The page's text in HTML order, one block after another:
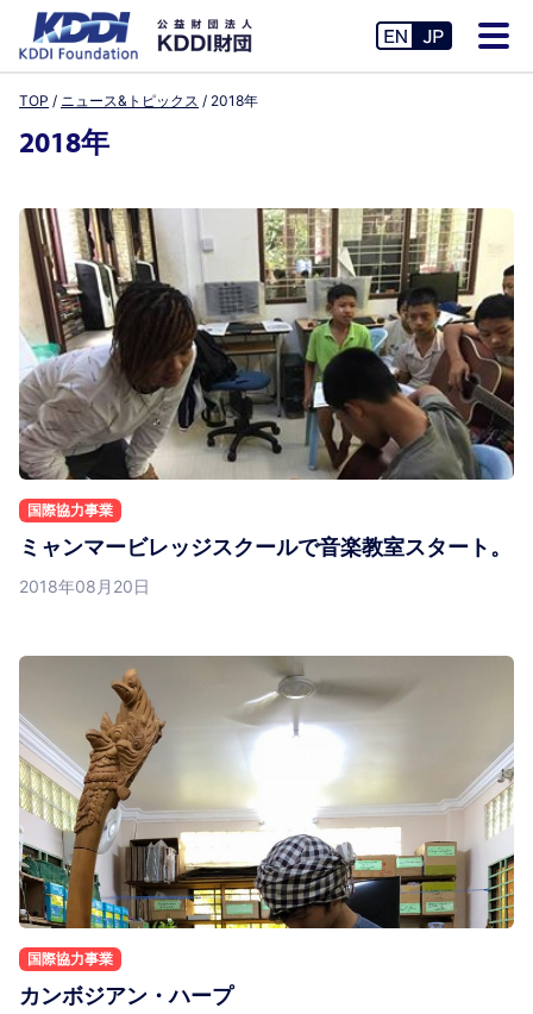
TOP ニュース&トピックス 2018年
2018年
国際協力事業
ミャンマービレッジスクールで音楽教室スタート。
2018年08月20日
国際協力事業
カンボジアン・ハープ